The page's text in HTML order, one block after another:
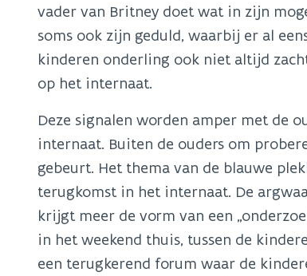
vader van Britney doet wat in zijn
soms ook zijn geduld, waarbij er al
kinderen onderling ook niet altijd
op het internaat.
Deze signalen worden amper met de
internaat. Buiten de ouders om
gebeurt. Het thema van de blauwe
terugkomst in het internaat. De
krijgt meer de vorm van een
in het weekend thuis, tussen de
een terugkerend forum waar de